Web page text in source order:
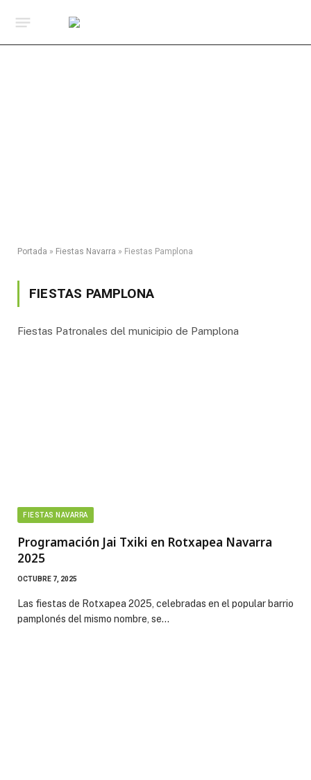
Portada » Fiestas Navarra » Fiestas Pamplona
FIESTAS PAMPLONA
Fiestas Patronales del municipio de Pamplona
FIESTAS NAVARRA
Programación Jai Txiki en Rotxapea Navarra
2025
OCTUBRE 7, 2025
Las fiestas de Rotxapea 2025, celebradas en el popular barrio
pamplonés del mismo nombre, se…